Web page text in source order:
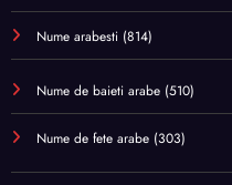
Nume arabesti (814)
Nume de baieti arabe (510)
Nume de fete arabe (303)